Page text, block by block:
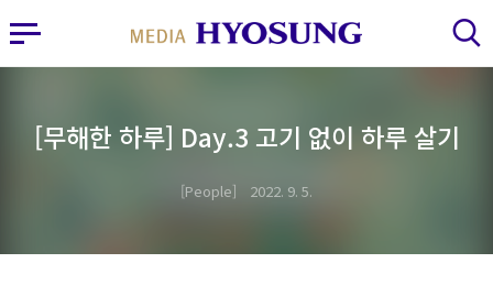
MY FRIEND HYOSUNG
사이드바 열기 검색 레이어 열기
[무해한 하루] Day.3 고기 없이 하루 살기
People 2022. 9. 5.